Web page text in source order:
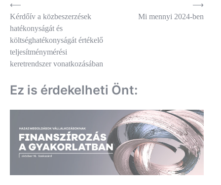
Bejegyzés
navigáció
⟵
Kérdőív a közbeszerzések
hatékonyságát és
költséghatékonyságát értékelő
teljesítménymérési
keretrendszer vonatkozásában
Mi mennyi 2024-ben
⟶
Ez is érdekelheti Önt: